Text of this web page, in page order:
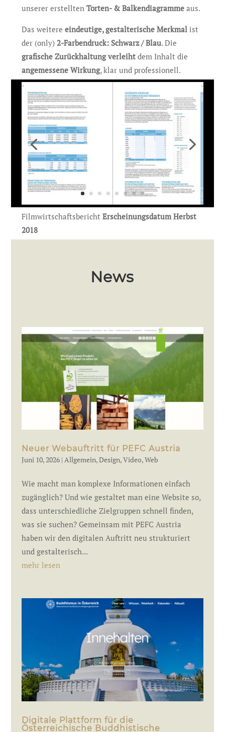
unserer erstellten Torten- & Balkendiagrammeaus.
Das weitere eindeutige, gestalterische Merkmal ist
der (only) 2-Farbendruck: Schwarz / Blau. Die
grafische Zurückhaltung verleihtdem Inhalt die
angemessene Wirkung, klar und professionell.
Filmwirtschaftsbericht Erscheinungsdatum Herbst
2018
News
Neuer Webauftritt für PEFC Austria
Juni 10, 2026| Allgemein,Design,Video,Web
Wie macht man komplexe Informationen einfach
zugänglich? Und wie gestaltet man eine Website so,
dass unterschiedliche Zielgruppen schnell finden,
was sie suchen? Gemeinsam mit PEFC Austria
haben wir den digitalen Auftritt neu strukturiert
und gestalterisch...
mehr lesen
Digitale Plattform für die
Österreichische Buddhistische